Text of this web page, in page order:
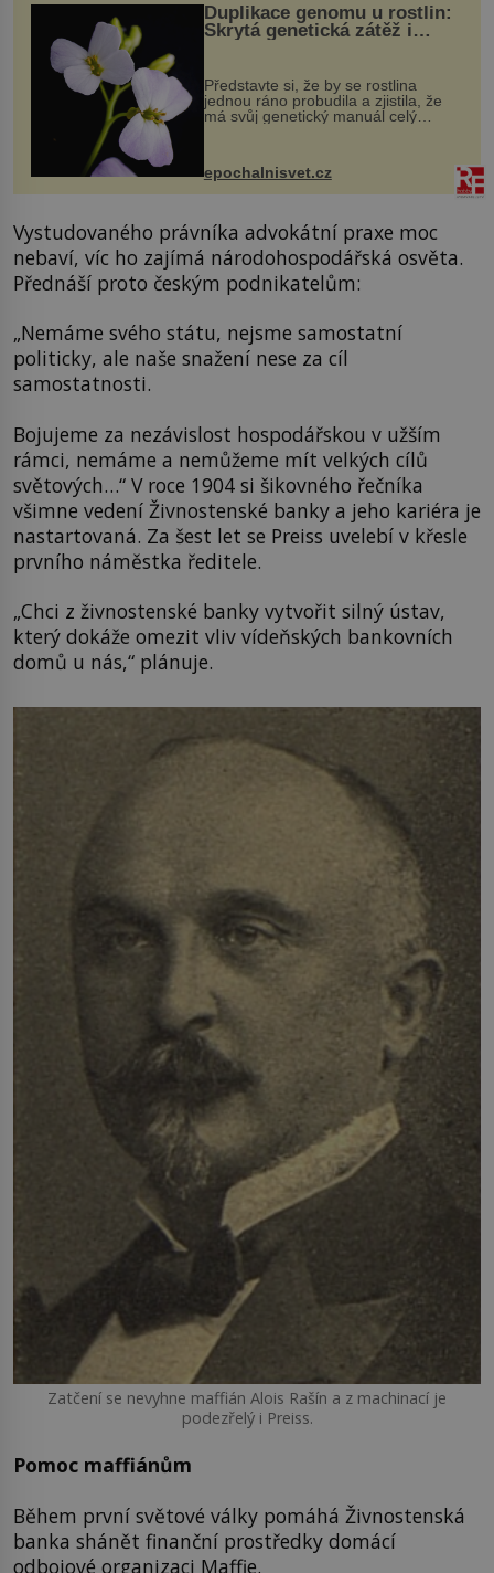
Duplikace genomu u rostlin:
Skrytá genetická zátěž i
Představte si, že by se rostlina
jednou ráno probudila a zjistila, že
má svůj genetický manuál celý
vstupenka...
epochalnisvet.cz
Vystudovaného právníka advokátní praxe moc
nebaví, víc ho zajímá národohospodářská osvěta.
Přednáší proto českým podnikatelům:
„Nemáme svého státu, nejsme samostatní
politicky, ale naše snažení nese za cíl
samostatnosti.
Bojujeme za nezávislost hospodářskou v užším
rámci, nemáme a nemůžeme mít velkých cílů
světových…“ V roce 1904 si šikovného řečníka
všimne vedení Živnostenské banky a jeho kariéra je
nastartovaná. Za šest let se Preiss uvelebí v křesle
prvního náměstka ředitele.
„Chci z živnostenské banky vytvořit silný ústav,
který dokáže omezit vliv vídeňských bankovních
domů u nás,“ plánuje.
Zatčení se nevyhne maffián Alois Rašín a z machinací je
podezřelý i Preiss.
Pomoc maffiánům
Během první světové války pomáhá Živnostenská
banka shánět finanční prostředky domácí
odbojové organizaci Maffie.